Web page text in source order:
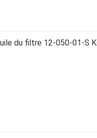
du filtre 12-050-01-S